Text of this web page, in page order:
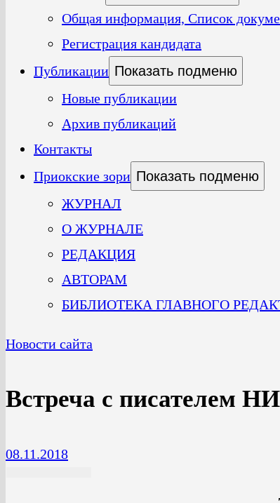
Общая информация, Список
Регистрация кандидата
Публикации Показать подменю
Новые публикации
Архив публикаций
Контакты
Приокские зори Показать подменю
ЖУРНАЛ
О ЖУРНАЛЕ
РЕДАКЦИЯ
АВТОРАМ
БИБЛИОТЕКА ГЛАВНОГО
Новости сайта
Встреча с
08.11.2018